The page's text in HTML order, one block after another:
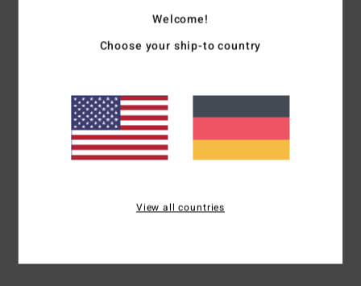
Baumwoll-Jersey [160 G/M2]
Siebdruck-Grafik auf Brust und Rücken
Gewebtes Billabong-Label
Zusammensetzung[Hauptstoff] 70 % Baumwolle, 30 %
Welcome!
Choose your ship-to country
View all countries